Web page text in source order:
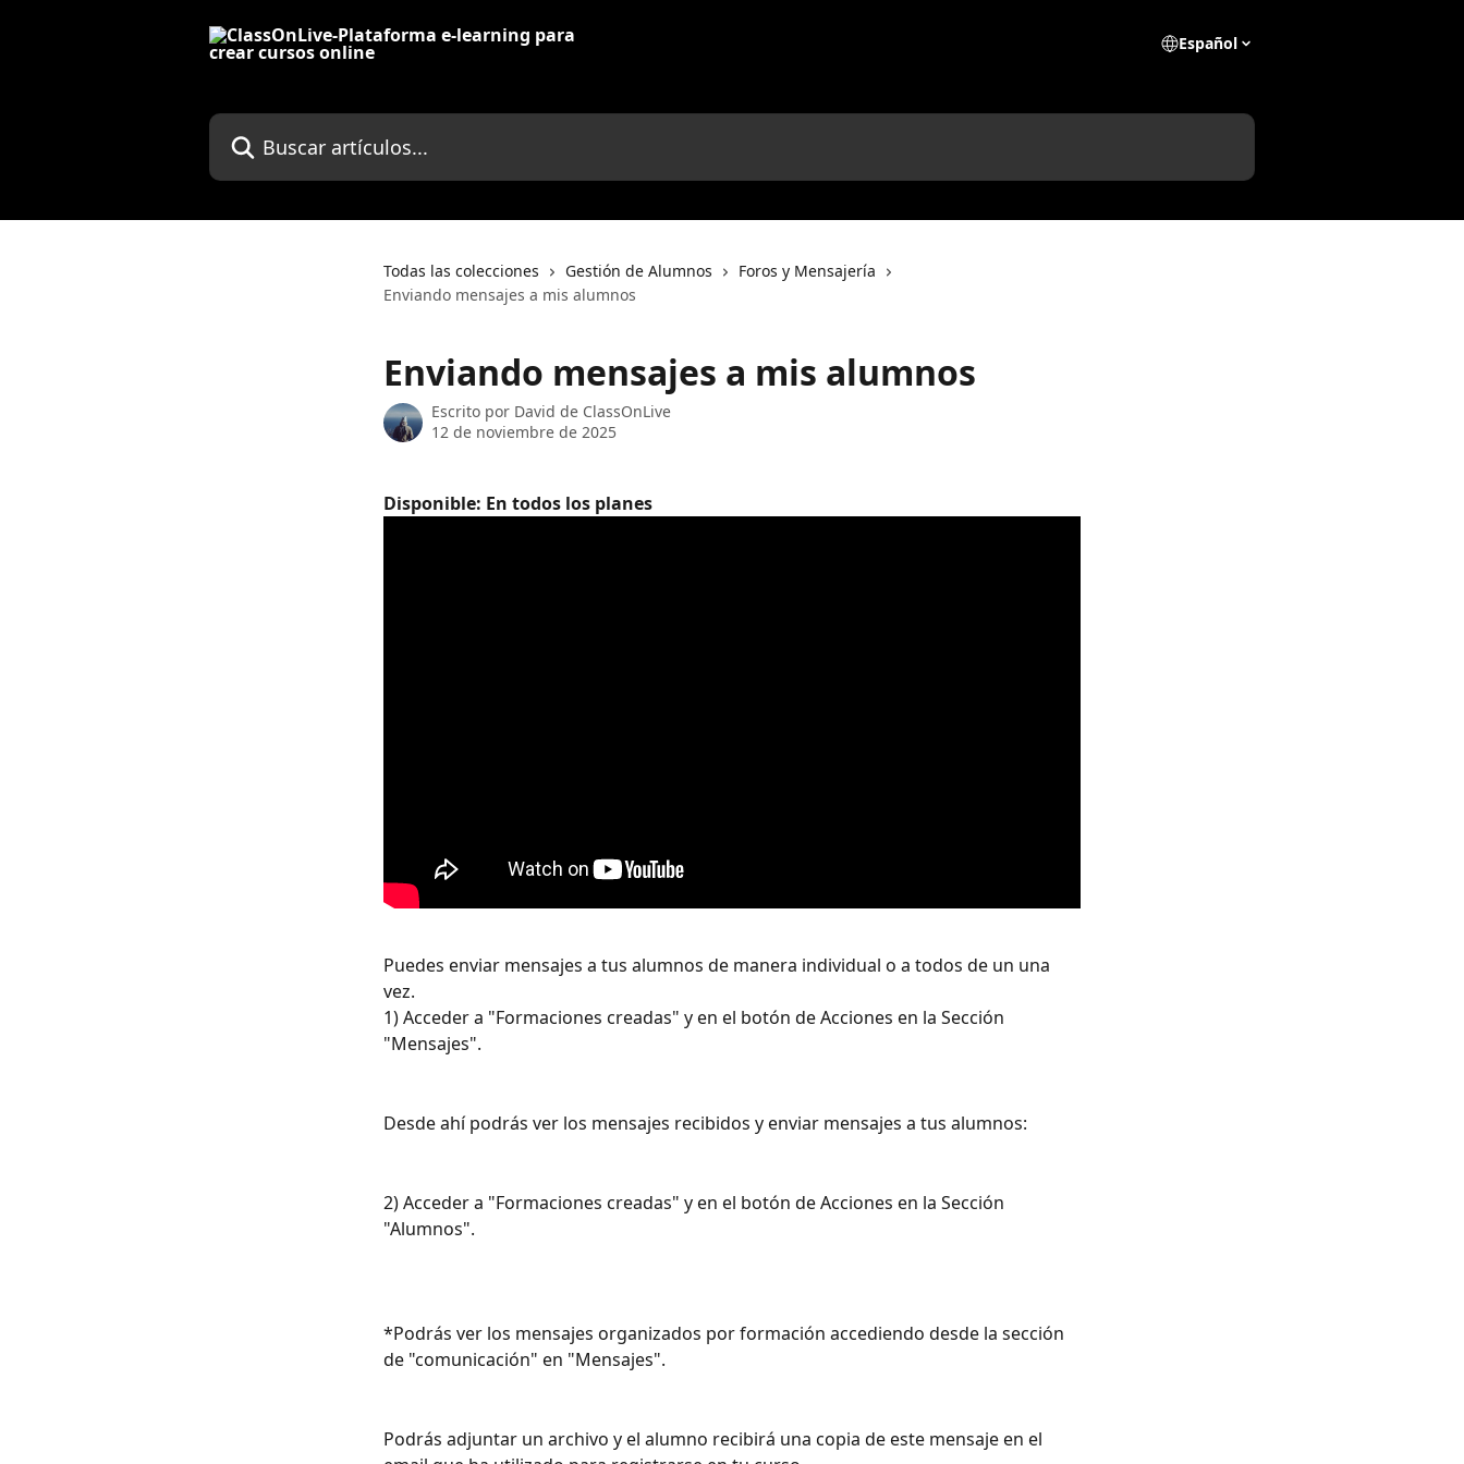
Español
Buscar artículos...
Todas las colecciones Gestión de Alumnos
Foros y Mensajería
Enviando mensajes a mis alumnos
Enviando mensajes a mis alumnos
Escrito por David de ClassOnLive
12 de noviembre de 2025
Disponible: En todos los planes
Puedes enviar mensajes a tus alumnos de manera individual o a todos de un una
vez.
1) Acceder a "Formaciones creadas" y en el botón de Acciones en la Sección
"Mensajes".
Desde ahí podrás ver los mensajes recibidos y enviar mensajes a tus alumnos:
2) Acceder a "Formaciones creadas" y en el botón de Acciones en la Sección
"Alumnos".
*Podrás ver los mensajes organizados por formación accediendo desde la sección
de "comunicación" en "Mensajes".
Podrás adjuntar un archivo y el alumno recibirá una copia de este mensaje en el